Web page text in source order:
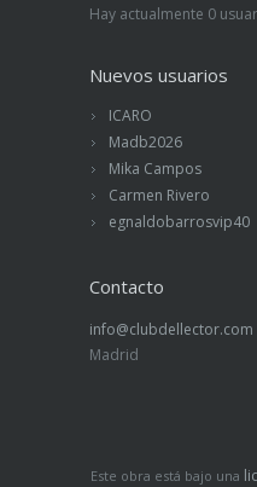
Hay actualmente 0
Nuevos usuarios
ICARO
Madb2026
Mika Campos
Carmen Rivero
egnaldobarrosvip40
Contacto
info@clubdellector.com
Madrid
Este obra está bajo una